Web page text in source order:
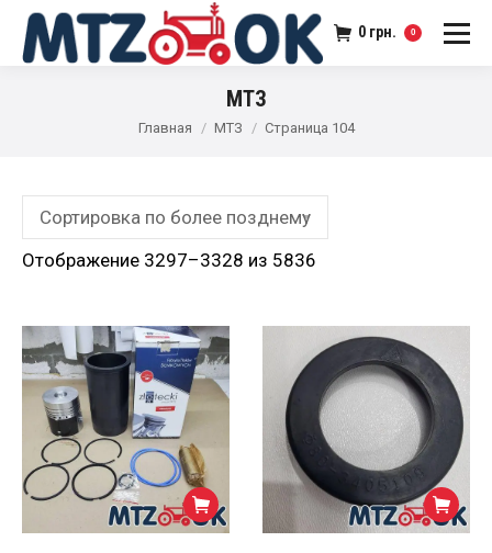
0 грн. 0
МТЗ
Главная МТЗ Страница 104
Отображение 3297–3328 из 5836